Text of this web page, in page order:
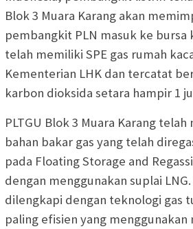
Blok 3 Muara Karang akan
pembangkit PLN masuk ke bursa
telah memiliki SPE gas rumah
Kementerian LHK dan tercatat
karbon dioksida setara hampir 1
PLTGU Blok 3 Muara Karang
bahan bakar gas yang telah
pada Floating Storage and
dengan menggunakan suplai LNG.
dilengkapi dengan teknologi gas
paling efisien yang